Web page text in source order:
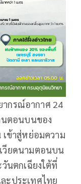
ากรณ์อากาศ 24
นตอนบนของ
ข้าสู่หย่อมความ
วียดนามตอนบน
นตกเฉียงใต้ที่
ประเทศไทย